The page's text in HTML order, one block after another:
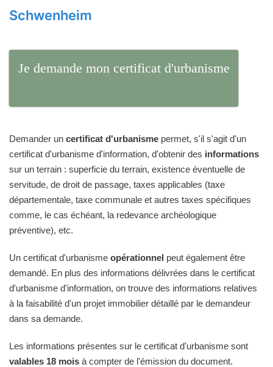
Schwenheim
Je demande mon certificat d'urbanisme
Demander un certificat d'urbanisme permet, s'il s'agit d'un
certificat d'urbanisme d'information, d'obtenir des informations
sur un terrain : superficie du terrain, existence éventuelle de
servitude, de droit de passage, taxes applicables (taxe
départementale, taxe communale et autres taxes spécifiques
comme, le cas échéant, la redevance archéologique
préventive), etc.
Un certificat d'urbanisme opérationnel peut également être
demandé. En plus des informations délivrées dans le certificat
d'urbanisme d'information, on trouve des informations relatives
à la faisabilité d'un projet immobilier détaillé par le demandeur
dans sa demande.
Les informations présentes sur le certificat d'urbanisme sont
valables 18 mois à compter de l'émission du document.